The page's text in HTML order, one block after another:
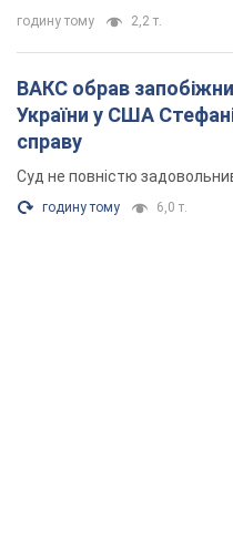
годину тому 2,2 т.
ВАКС обрав запобіжний захід експосолці
України у США Стефанішиній: що відомо про
справу
Суд не повністю
годину тому 6,0 т.